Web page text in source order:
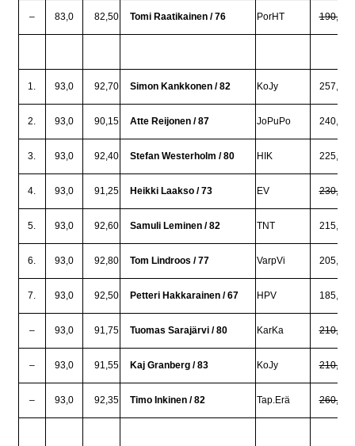
– 83,0 82,50 Tomi Raatikainen / 76 PorHT 190,0
1. 93,0 92,70 Simon Kankkonen / 82 KoJy 257,5
2. 93,0 90,15 Atte Reijonen / 87 JoPuPo 240,0
3. 93,0 92,40 Stefan Westerholm / 80 HIK 225,0
4. 93,0 91,25 Heikki Laakso / 73 EV 230,0
5. 93,0 92,60 Samuli Leminen / 82 TNT 215,0
6. 93,0 92,80 Tom Lindroos / 77 VarpVi 205,0
7. 93,0 92,50 Petteri Hakkarainen / 67 HPV 185,0
– 93,0 91,75 Tuomas Sarajärvi / 80 KarKa 210,0
– 93,0 91,55 Kaj Granberg / 83 KoJy 210,0
– 93,0 92,35 Timo Inkinen / 82 Tap.Erä 260,0